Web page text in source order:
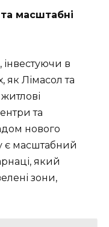
масштабні
інвестуючи в
як Лімасол та
та
нового
є масштабний
який
зони,